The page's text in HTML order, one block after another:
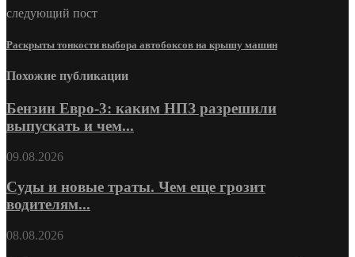
следующий пост
Раскрыты тонкости выбора автобоксов на крышу машин
Похожие публикации
Бензин Евро-3: каким НПЗ разрешили
выпускать и чем...
09.08.2026
Суды и новые траты. Чем еще грозит
водителям...
08.08.2026